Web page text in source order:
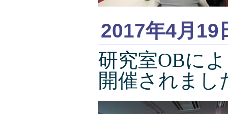
2017年4月19
研究室OBに
開催されまし